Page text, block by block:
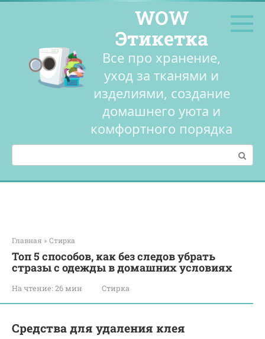
Перейти
WOW
Этикетка
Все про хранение,
уход за тканями и
изделиями, создание
домашнего уюта и
комфортного порядка
Поиск:
Главная » Стирка
Топ 5 способов, как без следов убрать
стразы с одежды в домашних условиях
На чтение: 26 мин Стирка
Средства для удаления клея